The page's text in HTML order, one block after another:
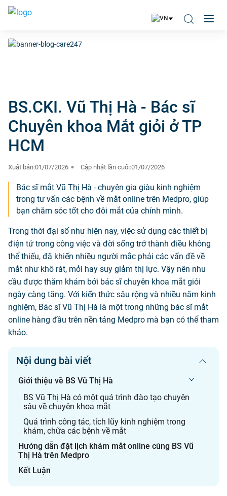
BS.CKI. Vũ Thị Hà - Bác sĩ
Chuyên khoa Mắt giỏi ở TP
HCM
Xuất bản:01/07/2026 Cập nhật lần cuối:01/07/2026
Bác sĩ mắt Vũ Thị Hà - chuyên gia giàu kinh nghiệm
trong tư vấn các bệnh về mắt online trên Medpro, giúp
bạn chăm sóc tốt cho đôi mắt của chính mình.
Trong thời đại số như hiện nay, việc sử dụng các thiết bị
điện tử trong công việc và đời sống trở thành điều không
thể thiếu, đã khiến nhiều người mắc phải các vấn đề về
mắt như khô rát, mỏi hay suy giảm thị lực. Vậy nên nhu
cầu được thăm khám bởi bác sĩ chuyên khoa mắt giỏi
ngày càng tăng. Với kiến thức sâu rộng và nhiều năm kinh
nghiệm, Bác sĩ Vũ Thị Hà là một trong những bác sĩ mắt
online hàng đầu trên nền tảng Medpro mà bạn có thể tham
khảo.
Nội dung bài viết
Giới thiệu về BS Vũ Thị Hà
BS Vũ Thị Hà có một quá trình đào tạo chuyên
sâu về chuyên khoa mắt
Quá trình công tác, tích lũy kinh nghiệm trong
khám, chữa các bệnh về mắt
Hướng dẫn đặt lịch khám mắt online cùng BS Vũ
Thị Hà trên Medpro
Kết Luận